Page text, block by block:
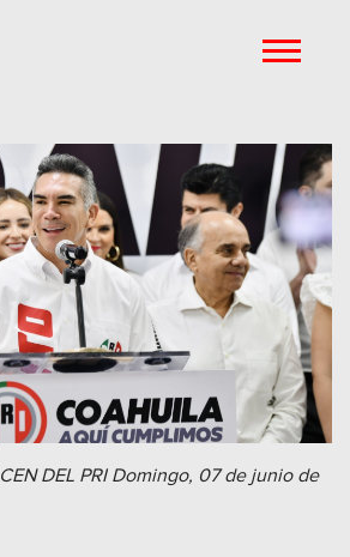
CEN DEL PRI Domingo, 07 de junio de